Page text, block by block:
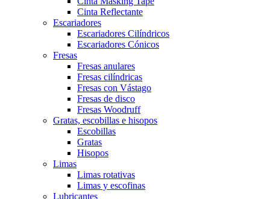
Cinta Reflectante
Escariadores
Escariadores Cilíndricos
Escariadores Cónicos
Fresas
Fresas anulares
Fresas cilíndricas
Fresas con Vástago
Fresas de disco
Fresas Woodruff
Gratas, escobillas e hisopos
Escobillas
Gratas
Hisopos
Limas
Limas rotativas
Limas y escofinas
Lubricantes